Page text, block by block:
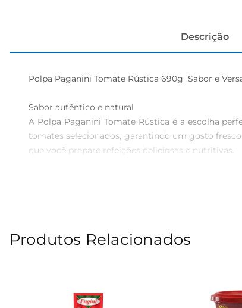
Descrição
Polpa Paganini Tomate Rústica 690g  Sabor e
Sabor autêntico e natural
A Polpa Paganini Tomate Rústica é a escolha
tomates selecionados, garantindo um gosto
que você prepare refeições deliciosas e nutritivas.
sabor do tomate fresco, sem adição de
Produtos Relacionados